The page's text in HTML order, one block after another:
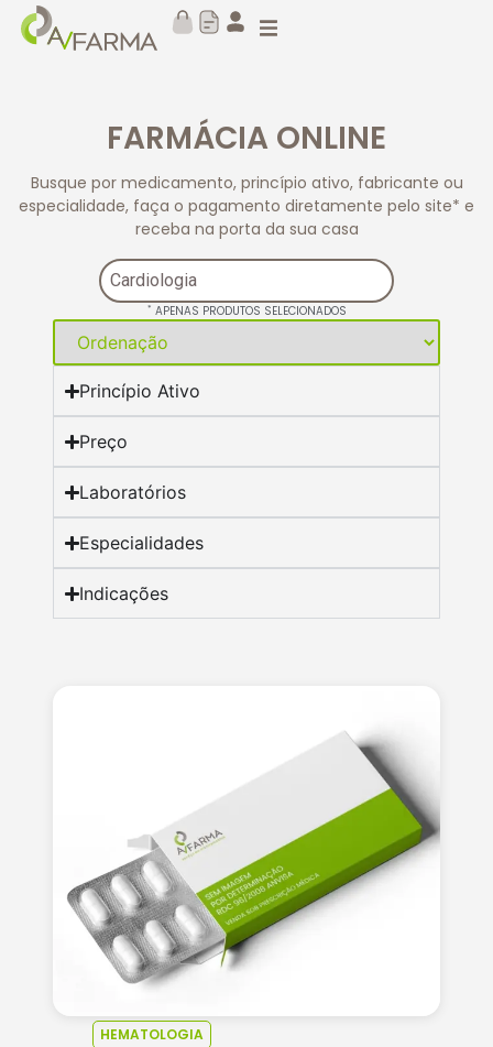
FARMÁCIA ONLINE
Busque por medicamento, princípio ativo, fabricante ou
especialidade, faça o pagamento diretamente pelo site* e
receba na porta da sua casa
* APENAS PRODUTOS SELECIONADOS
Princípio Ativo
Preço
Laboratórios
Especialidades
Indicações
HEMATOLOGIA